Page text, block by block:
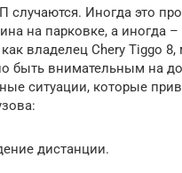
Иногда это
на парковке, а иногда –
владелец Chery Tiggo 8,
быть внимательным на
ситуации, которые
дистанции.